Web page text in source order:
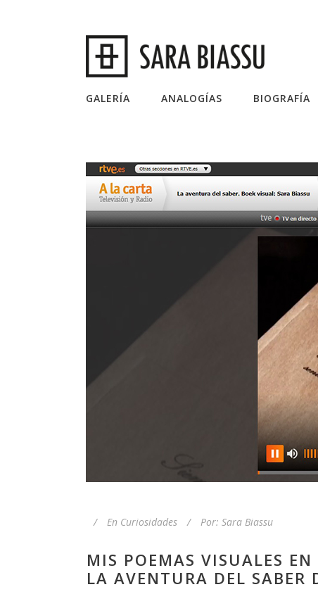
GALERÍA ANALOGÍAS BIOGRAFÍA
En Curiosidades Por: Sara Biassu
MIS POEMAS VISUALES
LA AVENTURA DEL SABER